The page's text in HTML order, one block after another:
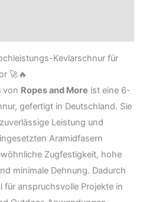
Kevlarschnur für
🚀🔥
von Ropes and More ist eine 6-
gefertigt in Deutschland. Sie
Leistung und
Aramidfasern
Zugfestigkeit, hohe
minimale Dehnung. Dadurch
für anspruchsvolle Projekte in